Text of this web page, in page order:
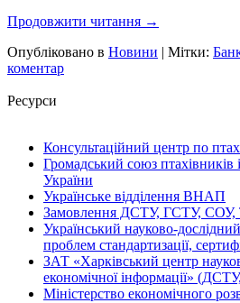
Продовжити читання →
Опубліковано в Новини | Мітки:
коментар
Ресурси
Консультаційний центр по
Громадський союз птахівників
України
Українське відділення ВНАП
Замовлення ДСТУ, ГСТУ,
Український науково-
проблем стандартизації,
ЗАТ «Харківський центр
економічної інформації»
Міністерство економічного